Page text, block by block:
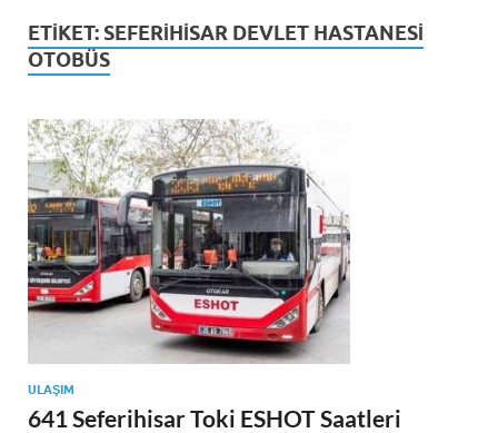
ETIKET: SEFERIHISAR DEVLET HASTANESI
OTOBÜS
ULAŞIM
641 Seferihisar Toki ESHOT Saatleri